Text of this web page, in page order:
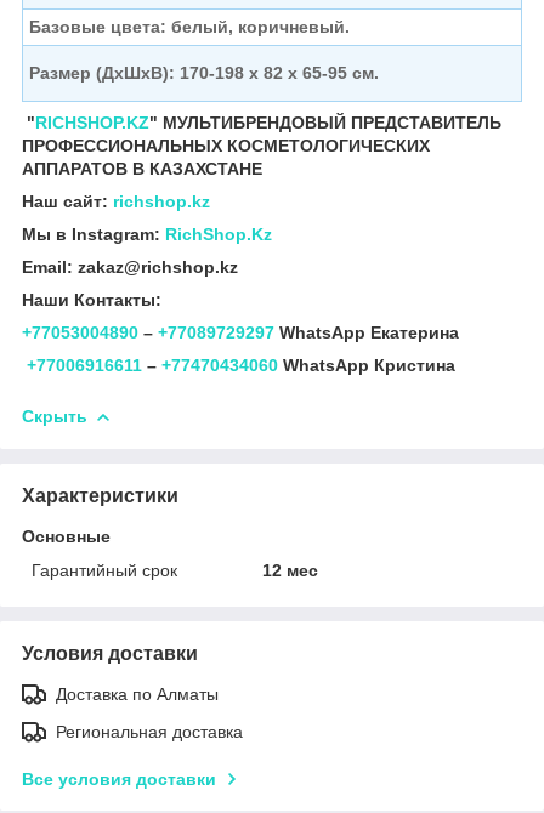
Базовые цвета: белый, коричневый.
Размер (ДхШхВ): 170-198 х 82 х 65-95 см.
"RICHSHOP.KZ" МУЛЬТИБРЕНДОВЫЙ ПРЕДСТАВИТЕЛЬ
ПРОФЕССИОНАЛЬНЫХ КОСМЕТОЛОГИЧЕСКИХ
АППАРАТОВ В КАЗАХСТАНЕ
Наш сайт: richshop.kz
Мы в Instagram: RichShop.Kz
Email: zakaz@richshop.kz
Наши Контакты:
+77053004890 – +77089729297 WhatsApp Екатерина
+77006916611 – +77470434060 WhatsApp Кристина
Скрыть
Характеристики
Основные
Гарантийный срок
12 мес
Условия доставки
Доставка по Алматы
Региональная доставка
Все условия доставки